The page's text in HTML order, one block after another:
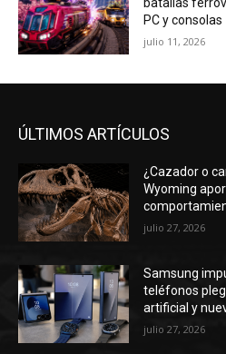
PC y consolas
julio 11, 2026
ÚLTIMOS ARTÍCULOS
¿Cazador o
Wyoming
julio 27, 2026
Samsung
teléfonos
artificial y
julio 27, 2026